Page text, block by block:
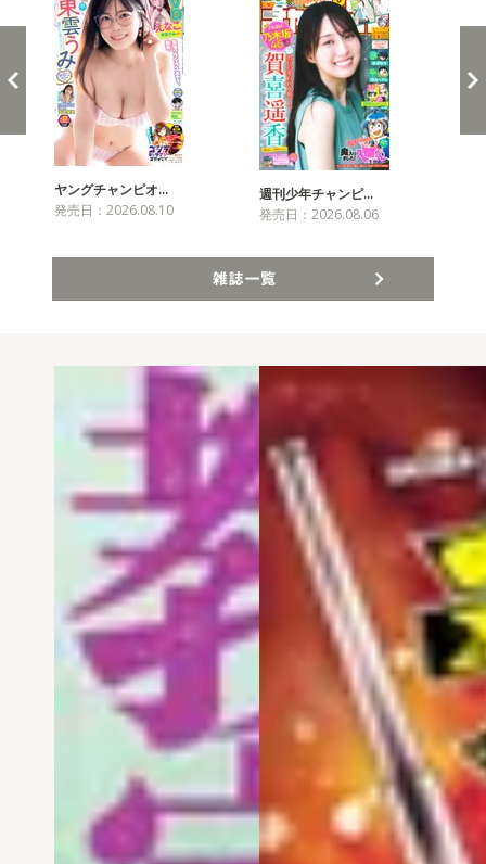
ヤングチャンピオ…
発売日：2026.08.10
週刊少年チャンピ…
発売日：2026.08.06